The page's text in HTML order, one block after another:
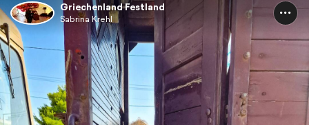
Griechenland Festland
Sabrina Krehl